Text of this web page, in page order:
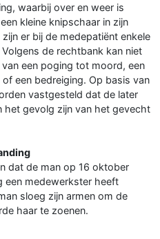
waarbij over en weer is
kleine knipschaar in zijn
er bij de medepatiënt enkele
de rechtbank kan niet
een poging tot moord, een
een bedreiging. Op basis van
vastgesteld dat de later
gevolg zijn van het gevecht
dat de man op 16 oktober
een medewerkster heeft
sloeg zijn armen om de
haar te zoenen.